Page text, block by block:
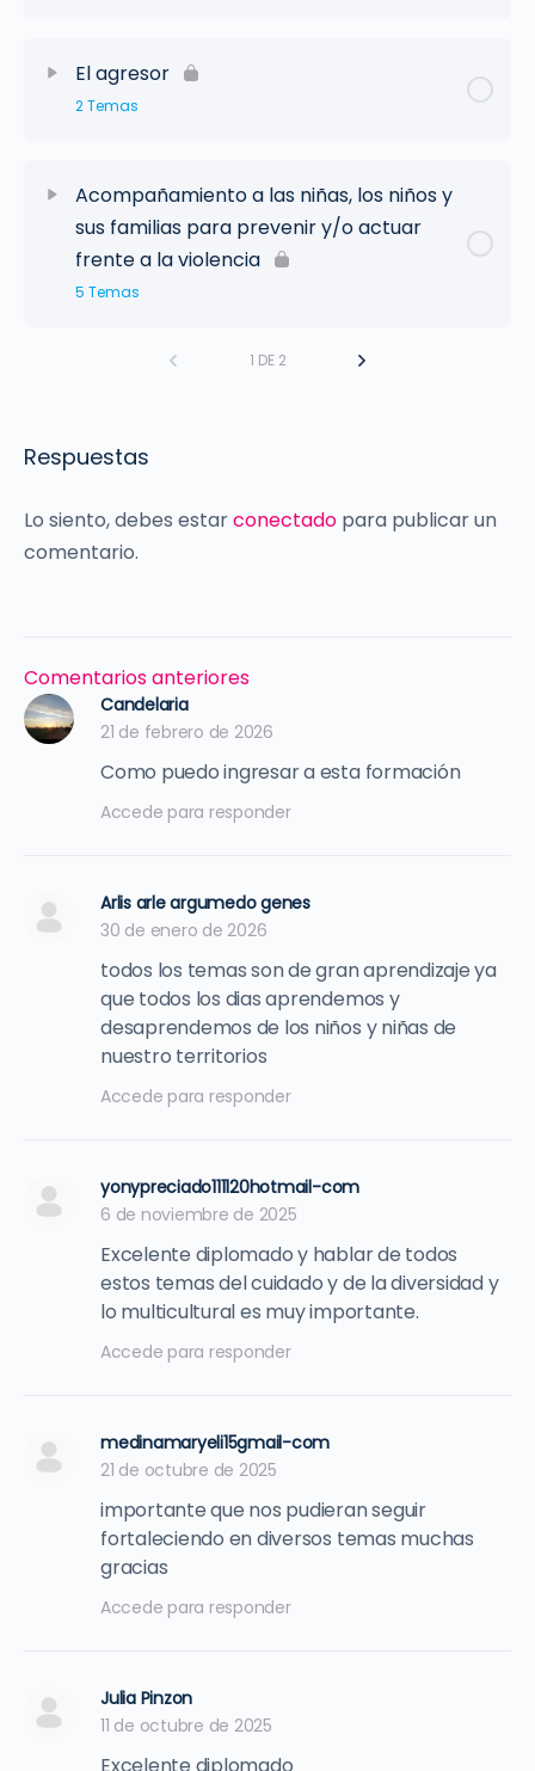
El agresor
2 Temas
Acompañamiento a las niñas, los niños y
sus familias para prevenir y/o actuar
frente a la violencia
5 Temas
1 DE 2
Respuestas
Lo siento, debes estarconectado para publicar un
comentario.
Navegación
de
comentarios
Comentarios anteriores
Candelaria
21 de febrero de 2026
Como puedo ingresar a esta formación
Accede para responder
Arlis arle argumedo genes
30 de enero de 2026
todos los temas son de gran aprendizaje ya
que todos los dias aprendemos y
desaprendemos de los niños y niñas de
nuestro territorios
Accede para responder
yonypreciado111120hotmail-com
6 de noviembre de 2025
Excelente diplomado y hablar de todos
estos temas del cuidado y de la diversidad y
lo multicultural es muy importante.
Accede para responder
medinamaryeli15gmail-com
21 de octubre de 2025
importante que nos pudieran seguir
fortaleciendo en diversos temas muchas
gracias
Accede para responder
Julia Pinzon
11 de octubre de 2025
Excelente diplomado